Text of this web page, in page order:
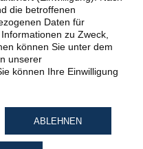
die betroffenen
Daten für
zu Zweck,
können Sie unter dem
unserer
können Ihre Einwilligung
ABLEHNEN